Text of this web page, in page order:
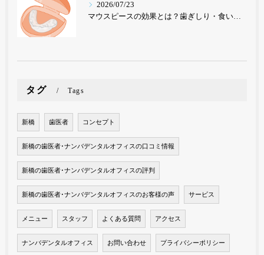
2026/07/23
マウスピースの効果とは？歯ぎしり・食いしばり・歯並び改善まで｜東京のナンバデンタルオフィスが徹底解説
タグ Tags
新橋 歯医者 コンセプト
新橋の歯医者･ナンバデンタルオフィスの口コミ情報
新橋の歯医者･ナンバデンタルオフィスの評判
新橋の歯医者･ナンバデンタルオフィスのお客様の声 サービス
メニュー スタッフ よくある質問 アクセス
ナンバデンタルオフィス お問い合わせ プライバシーポリシー